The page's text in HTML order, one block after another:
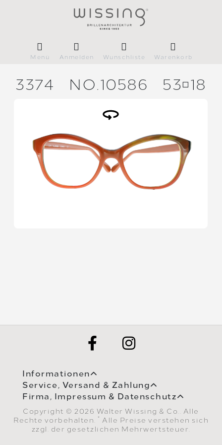
Menü Anmelden Wunschliste Warenkorb
3374 NO.10586 5318
Informationen
Service, Versand & Zahlung
Firma, Impressum & Datenschutz
Copyright © 2026 Walter Wissing & Co.. Alle
Rechte vorbehalten.
* Alle Preise verstehen sich
zzgl. der gesetzlichen Mehrwertsteuer.